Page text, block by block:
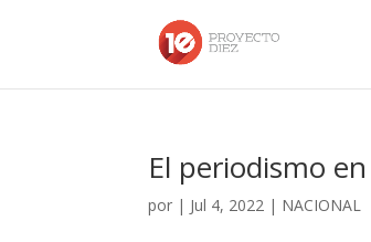
El periodismo
por | Jul 4, 2022 | NACIONAL